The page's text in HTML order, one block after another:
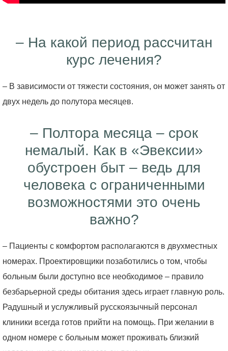
– На какой период рассчитан
курс лечения?
– В зависимости от тяжести состояния, он может занять от
двух недель до полутора месяцев.
– Полтора месяца – срок
немалый. Как в «Эвексии»
обустроен быт – ведь для
человека с ограниченными
возможностями это очень
важно?
– Пациенты с комфортом располагаются в двухместных
номерах. Проектировщики позаботились о том, чтобы
больным были доступно все необходимое – правило
безбарьерной среды обитания здесь играет главную роль.
Радушный и услужливый русскоязычный персонал
клиники всегда готов прийти на помощь. При желании в
одном номере с больным может проживать близкий